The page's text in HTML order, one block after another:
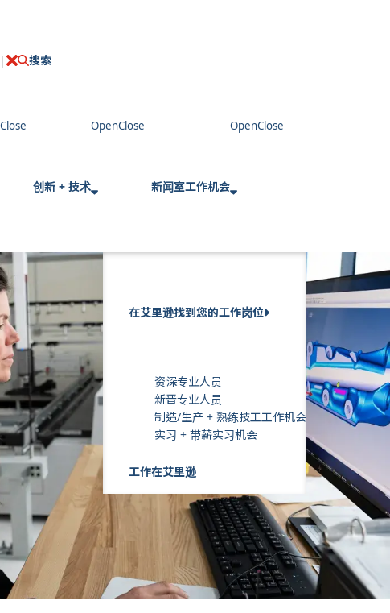
搜索
C
创新 + 技术 新闻室工作机会
在艾里逊找到您的工作岗位
资深专业人员
新晋专业人员
制造/生产 + 熟练技工工作机会
实习 + 带薪实习机会
工作在艾里逊